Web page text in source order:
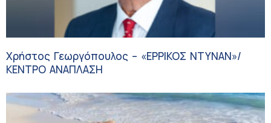
Χρήστος Γεωργόπουλος – «ΕΡΡΙΚΟΣ ΝΤΥΝΑΝ»/
ΚΕΝΤΡΟ ΑΝΑΠΛΑΣΗ